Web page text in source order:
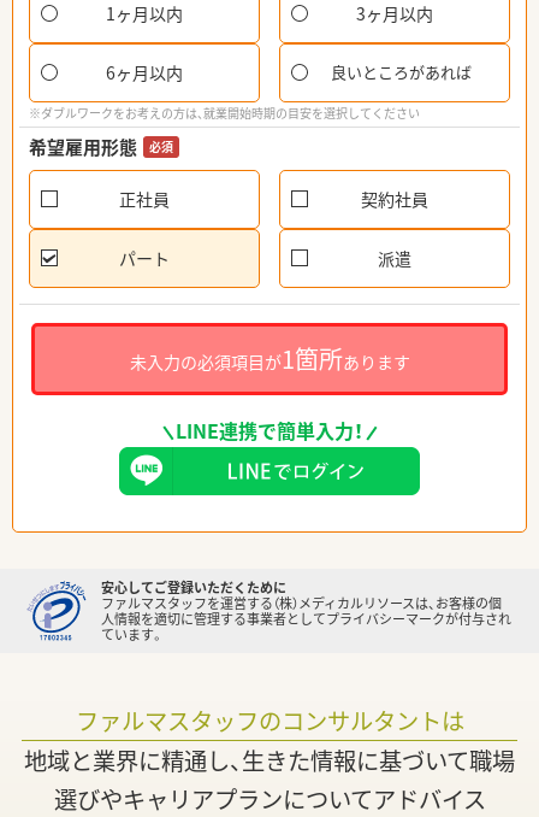
1ヶ月以内 3ヶ月以内
6ヶ月以内 良いところがあれば
※ダブルワークをお考えの方は、就業開始時期の目安を選択してください
希望雇用形態 必須
正社員 契約社員
パート 派遣
未入力の必須項目が1箇所あります
LINE連携で簡単入力！
安心してご登録いただくために
ファルマスタッフを運営する（株）メディカルリソースは、お客様の個
人情報を適切に管理する事業者としてプライバシーマークが付与され
ています。
ファルマスタッフのコンサルタントは
地域と業界に精通し、生きた情報に基づいて職場
選びやキャリアプランについてアドバイス